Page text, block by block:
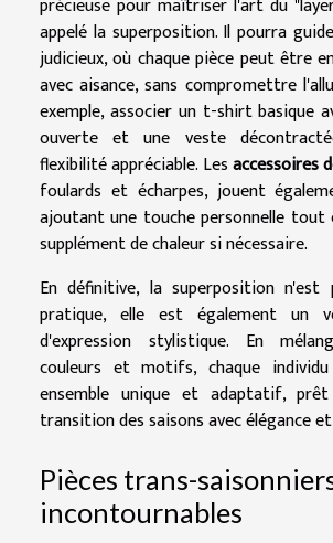
précieuse pour maîtriser l'art du
appelé la superposition. Il pourra
judicieux, où chaque pièce peut être
avec aisance, sans compromettre
exemple, associer un t-shirt basique
ouverte et une veste
flexibilité appréciable. Lesaccessoires
foulards et écharpes, jouent
ajoutant une touche personnelle
supplément de chaleur si nécessaire.
En définitive, la superposition n'est
pratique, elle est également un
d'expression stylistique. En
couleurs et motifs, chaque
ensemble unique et adaptatif,
transition des saisons avec élégance
Pièces trans-
incontournables